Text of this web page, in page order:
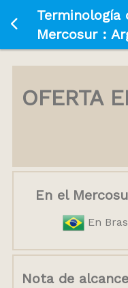
Ir a la página
Terminología
Mercosur :
OFERTA
En el
En
Nota de alcance